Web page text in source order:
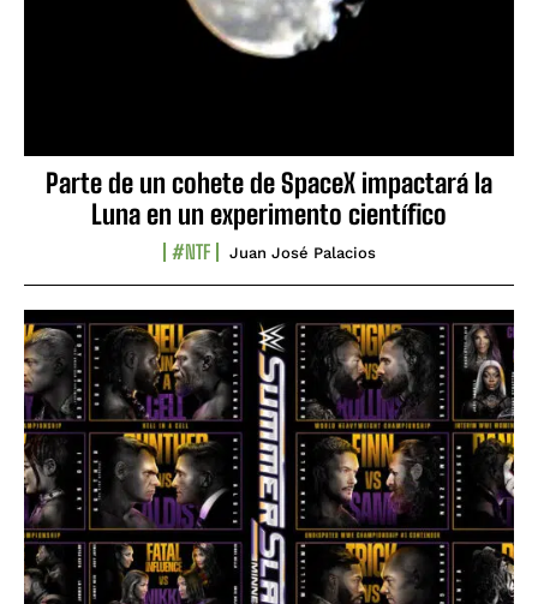
Parte de un cohete de SpaceX impactará la
Luna en un experimento científico
#NTF Juan José Palacios